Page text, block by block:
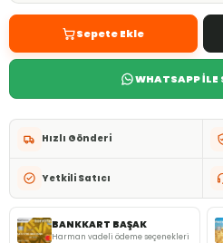
Sepete Ekle
WHATSAPP İLE
Hızlı Gönderi
Yetkili Satıcı
BANKKART BAŞAK
Harman vadeli ödeme seçenekleri